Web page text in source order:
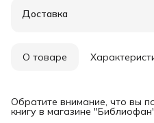
Доставка
О товаре
Обратите внимание, что вы
книгу в магазине